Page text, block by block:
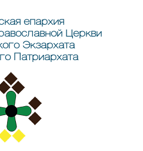
епархия
Церкви
Экзархата
Патриархата